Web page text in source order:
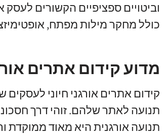
וביטויים ספציפיים הקשורים לעסק
כולל מחקר מילות מפתח,
מדוע קידום אתרים
קידום אתרים אורגני חיוני
תנועה לאתר שלהם. זוהי דרך
תנועה אורגנית היא מאוד ממוקדת